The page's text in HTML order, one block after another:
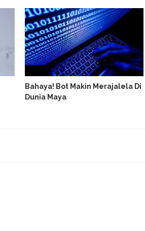
Bahaya! Bot Makin Merajalela Di
Dunia Maya